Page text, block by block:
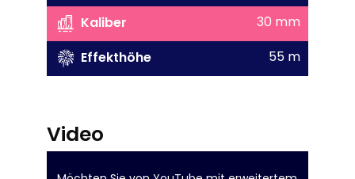
Kaliber
30 mm
Effekthöhe
55 m
Video